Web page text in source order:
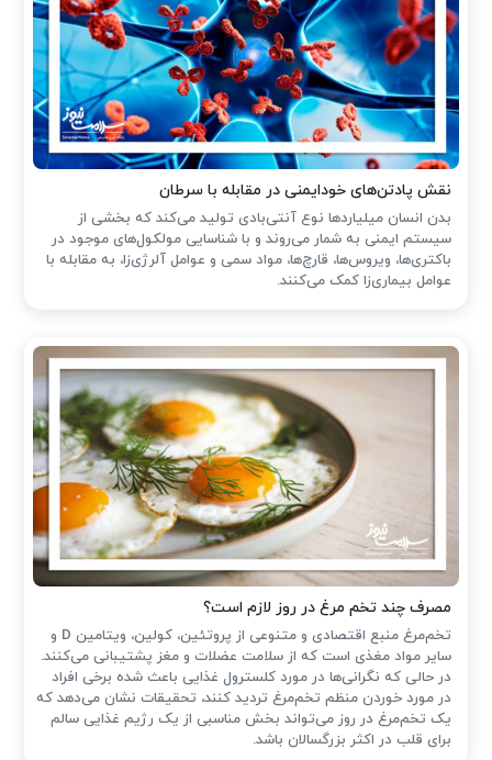
نقش پادتن‌های خودایمنی در مقابله با سرطان
بدن انسان میلیاردها نوع آنتی‌بادی تولید می‌کند که بخشی از
سیستم ایمنی به شمار می‌روند و با شناسایی مولکول‌های موجود در
باکتری‌ها، ویروس‌ها، قارچ‌ها، مواد سمی و عوامل آلرژی‌زا، به مقابله با
عوامل بیماری‌زا کمک می‌کنند.
مصرف چند تخم مرغ در روز لازم است؟
تخم‌مرغ منبع اقتصادی و متنوعی از پروتئین، کولین، ویتامین D و
سایر مواد مغذی است که از سلامت عضلات و مغز پشتیبانی می‌کنند.
در حالی که نگرانی‌ها در مورد کلسترول غذایی باعث شده ‌برخی افراد
در مورد خوردن منظم تخم‌مرغ تردید کنند، تحقیقات نشان می‌دهد که
یک تخم‌مرغ در روز می‌تواند بخش مناسبی از یک رژیم غذایی سالم
برای قلب در اکثر بزرگسالان باشد.